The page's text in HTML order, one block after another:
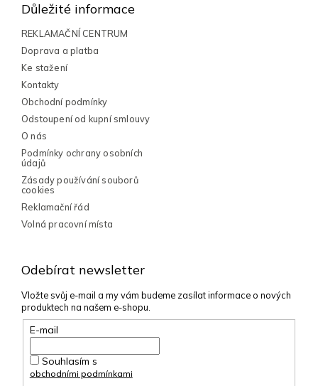
Odebírat newsletter
Vložte svůj e-mail a my vám budeme zasílat informace o nových
produktech na našem e-shopu.
E-mail
Souhlasím s
obchodními podmínkami
Důležité informace
REKLAMAČNÍ CENTRUM
Doprava a platba
Ke stažení
Kontakty
Obchodní podmínky
Odstoupení od kupní smlouvy
O nás
Podmínky ochrany osobních
údajů
Zásady používání souborů
cookies
Reklamační řád
Volná pracovní místa